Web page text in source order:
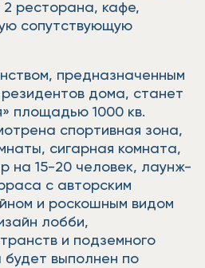
ресторана, кафе,
сопутствующую
предназначенным
дома, станет
площадью 1000 кв.
спортивная зона,
сигарная комната,
на 15-20 человек, лаунж-
с авторским
и роскошным видом
лобби,
и подземного
будет выполнен по